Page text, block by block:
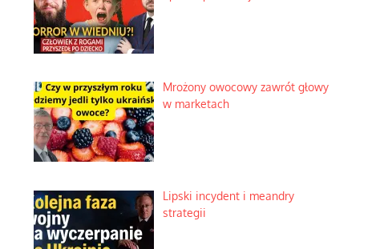
Mrożony owocowy zawrót głowy
w marketach
Lipski incydent i meandry
strategii